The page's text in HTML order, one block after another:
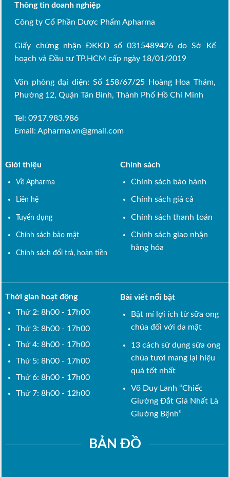
Thông tin doanh nghiệp
Công ty Cổ Phần Dược Phẩm Apharma
Giấy chứng nhận ĐKKD số 0315489426 do Sở Kế
hoạch và Đầu tư TP.HCM cấp ngày 18/01/2019
Văn phòng đại diện: Số 158/67/25 Hoàng Hoa Thám,
Phường 12, Quận Tân Bình, Thành Phố Hồ Chí Minh
Tel: 0917.983.986
Email:Apharma.vn@gmail.com
Giới thiệu
Về Apharma
Liên hệ
Tuyển dụng
Chính sách bảo mật
Chính sách đổi trả, hoàn tiền
Chính sách
Chính sách bảo hành
Chính sách giá cả
Chính sách thanh toán
Chính sách giao nhận
hàng hóa
Thời gian hoạt động
Thứ 2: 8h00 - 17h00
Thứ 3: 8h00 - 17h00
Thứ 4: 8h00 - 17h00
Thứ 5: 8h00 - 17h00
Thứ 6: 8h00 - 17h00
Thứ 7: 8h00 - 12h00
Bài viết nổi bật
Bật mí lợi ích từ sữa ong
chúa đối với da mặt
13 cách sử dụng sữa ong
chúa tươi mang lại hiệu
quả tốt nhất
Võ Duy Lanh “Chiếc
Giường Đắt Giá Nhất Là
Giường Bệnh”
BẢN ĐỒ